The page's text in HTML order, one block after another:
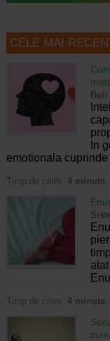
CELE MAI
In
emotionala
Timp de citire: 4 minute,
Timp de citire: 4 minute,